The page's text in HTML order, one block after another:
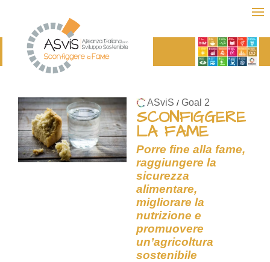
ASviS / Goal 2
SCONFIGGERE
LA FAME
Porre fine alla fame,
raggiungere la
sicurezza
alimentare,
migliorare la
nutrizione e
promuovere
un’agricoltura
sostenibile